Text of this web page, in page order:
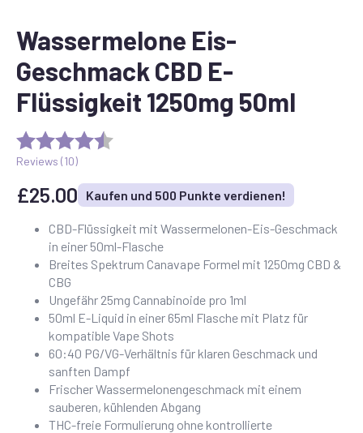
Wassermelone Eis-
Geschmack CBD E-
Flüssigkeit 1250mg 50ml
Reviews (10)
£25.00 Kaufen und 500 Punkte verdienen!
CBD-Flüssigkeit mit Wassermelonen-Eis-Geschmack
in einer 50ml-Flasche
Breites Spektrum Canavape Formel mit 1250mg CBD &
CBG
Ungefähr 25mg Cannabinoide pro 1ml
50ml E-Liquid in einer 65ml Flasche mit Platz für
kompatible Vape Shots
60:40 PG/VG-Verhältnis für klaren Geschmack und
sanften Dampf
Frischer Wassermelonengeschmack mit einem
sauberen, kühlenden Abgang
THC-freie Formulierung ohne kontrollierte